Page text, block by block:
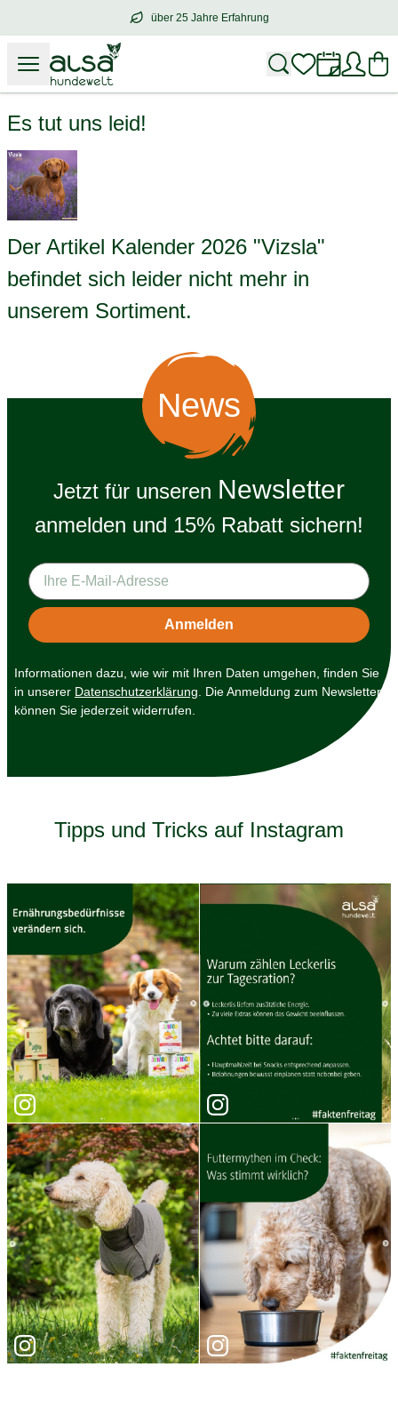
über 25 Jahre Erfahrung
über25 Jahre Erfahrung
Kalender 2026 "Vizsla"
Es tut uns leid!
Der Artikel Kalender 2026 "Vizsla"
befindet sich leider nicht mehr in
unserem Sortiment.
News
Jetzt für unseren Newsletter
anmelden und 15% Rabatt sichern!
Informationen dazu, wie wir mit Ihren Daten umgehen, finden Sie
in unserer Datenschutzerklärung . Die Anmeldung zum Newsletter
können Sie jederzeit widerrufen.
Tipps und Tricks auf Instagram